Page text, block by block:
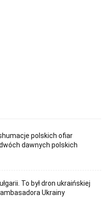
polskich ofiar
dawnych polskich
To był dron ukraińskiej
Ukrainy